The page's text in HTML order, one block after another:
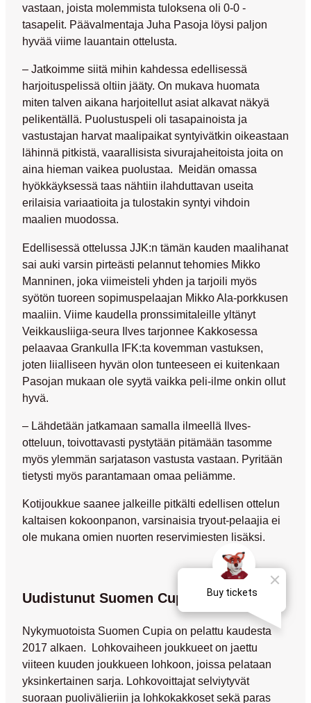
vastaan, joista molemmista tuloksena oli 0-0 -
tasapelit. Päävalmentaja Juha Pasoja löysi paljon
hyvää viime lauantain ottelusta.
– Jatkoimme siitä mihin kahdessa edellisessä
harjoituspelissä oltiin jääty. On mukava huomata
miten talven aikana harjoitellut asiat alkavat näkyä
pelikentällä. Puolustuspeli oli tasapainoista ja
vastustajan harvat maalipaikat syntyivätkin oikeastaan
lähinnä pitkistä, vaarallisista sivurajaheitoista joita on
aina hieman vaikea puolustaa. Meidän omassa
hyökkäyksessä taas nähtiin ilahduttavan useita
erilaisia variaatioita ja tulostakin syntyi vihdoin
maalien muodossa.
Edellisessä ottelussa JJK:n tämän kauden maalihanat
sai auki varsin pirteästi pelannut tehomies Mikko
Manninen, joka viimeisteli yhden ja tarjoili myös
syötön tuoreen sopimuspelaajan Mikko Ala-porkkusen
maaliin. Viime kaudella pronssimitaleille yltänyt
Veikkausliiga-seura Ilves tarjonnee Kakkosessa
pelaavaa Grankulla IFK:ta kovemman vastuksen,
joten liialliseen hyvän olon tunteeseen ei kuitenkaan
Pasojan mukaan ole syytä vaikka peli-ilme onkin ollut
hyvä.
– Lähdetään jatkamaan samalla ilmeellä Ilves-
otteluun, toivottavasti pystytään pitämään tasomme
myös ylemmän sarjatason vastusta vastaan. Pyritään
tietysti myös parantamaan omaa peliämme.
Kotijoukkue saanee jalkeille pitkälti edellisen ottelun
kaltaisen kokoonpanon, varsinaisia tryout-pelaajia ei
ole mukana omien nuorten reservimiesten lisäksi.
Uudistunut Suomen Cup
Nykymuotoista Suomen Cupia on pelattu kaudesta
2017 alkaen. Lohkovaiheen joukkueet on jaettu
viiteen kuuden joukkueen lohkoon, joissa pelataan
yksinkertainen sarja. Lohkovoittajat selviytyvät
suoraan puolivälieriin ja lohkokakkoset sekä paras